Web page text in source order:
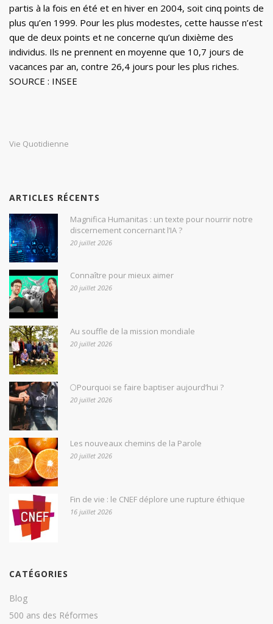
partis à la fois en été et en hiver en 2004, soit cinq points de
plus qu’en 1999. Pour les plus modestes, cette hausse n’est
que de deux points et ne concerne qu’un dixième des
individus. Ils ne prennent en moyenne que 10,7 jours de
vacances par an, contre 26,4 jours pour les plus riches.
SOURCE : INSEE
Vie Quotidienne
ARTICLES RÉCENTS
Magnifica Humanitas : un texte pour nourrir notre
discernement concernant l’IA ?
20 juillet 2026
Connaître pour mieux aimer
20 juillet 2026
Au souffle de la mission mondiale
20 juillet 2026
🌕Pourquoi se faire baptiser aujourd’hui ?
20 juillet 2026
Les nouveaux chemins de la Parole
20 juillet 2026
Fin de vie : le CNEF déplore une rupture éthique
16 juillet 2026
CATÉGORIES
Blog
500 ans des Réformes